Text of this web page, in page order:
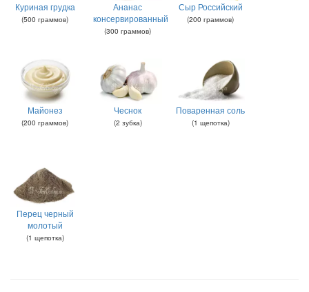
Куриная грудка
(500 граммов)
Ананас
консервированный
(300 граммов)
Сыр Российский
(200 граммов)
Майонез
(200 граммов)
Чеснок
(2 зубка)
Поваренная соль
(1 щепотка)
Перец черный
молотый
(1 щепотка)